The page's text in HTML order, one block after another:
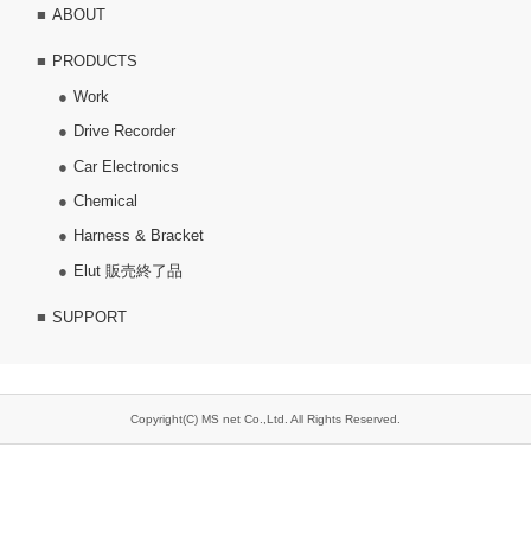
ABOUT
PRODUCTS
Work
Drive Recorder
Car Electronics
Chemical
Harness & Bracket
Elut 販売終了品
SUPPORT
Copyright(C) MS net Co.,Ltd. All Rights Reserved.